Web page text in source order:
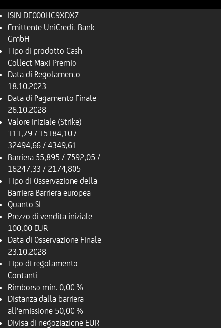
ISIN DE000HC9XDX7
Emittente UniCredit Bank
GmbH
Tipo di prodotto Cash
Collect Maxi Premio
Data di Regolamento
18.10.2023
Data di Pagamento Finale
26.10.2028
Valore Iniziale (Strike)
111,79 / 15184,10 /
32494,66 / 4349,61
Barriera 55,895 / 7592,05 /
16247,33 / 2174,805
Tipo di Osservazione della
Barriera Barriera europea
Quanto SI
Prezzo di vendita iniziale
100,00 EUR
Data di Osservazione Finale
23.10.2028
Tipo di regolamento
Contanti
Rimborso min. 0,00 %
Distanza dalla barriera
all'emissione 50,00 %
Divisa di negoziazione EUR